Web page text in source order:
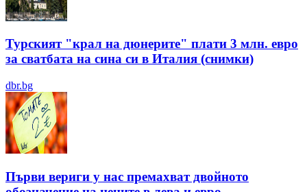
Турският "крал на дюнерите" плати 3 млн. евро
за сватбата на сина си в Италия (снимки)
dbr.bg
Първи вериги у нас премахват двойното